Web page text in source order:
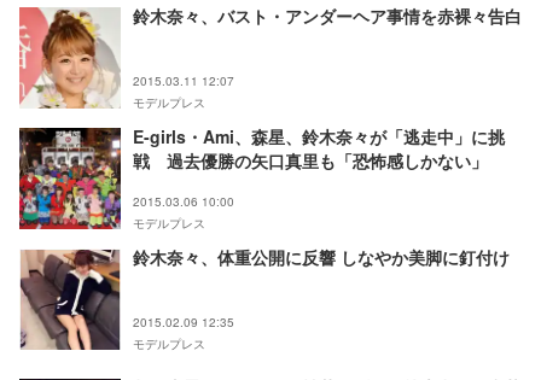
鈴木奈々、バスト・アンダーヘア事情を赤裸々告白
2015.03.11 12:07
モデルプレス
E-girls・Ami、森星、鈴木奈々が「逃走中」に挑
戦 過去優勝の矢口真里も「恐怖感しかない」
2015.03.06 10:00
モデルプレス
鈴木奈々、体重公開に反響 しなやか美脚に釘付け
2015.02.09 12:35
モデルプレス